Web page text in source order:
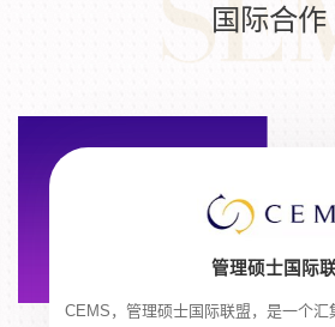
国际合作
管理硕士国际
CEMS，管理硕士国际联盟，是一个汇